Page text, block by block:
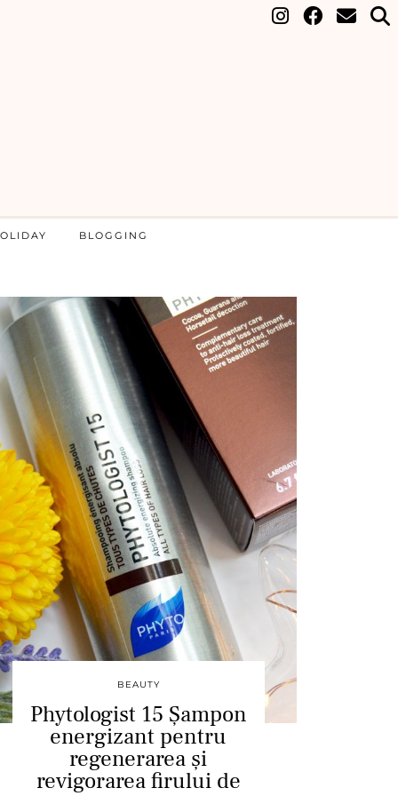
BLOGGING
BEAUTY
Phytologist 15 Șampon
energizant pentru
regenerarea și
revigorarea firului de